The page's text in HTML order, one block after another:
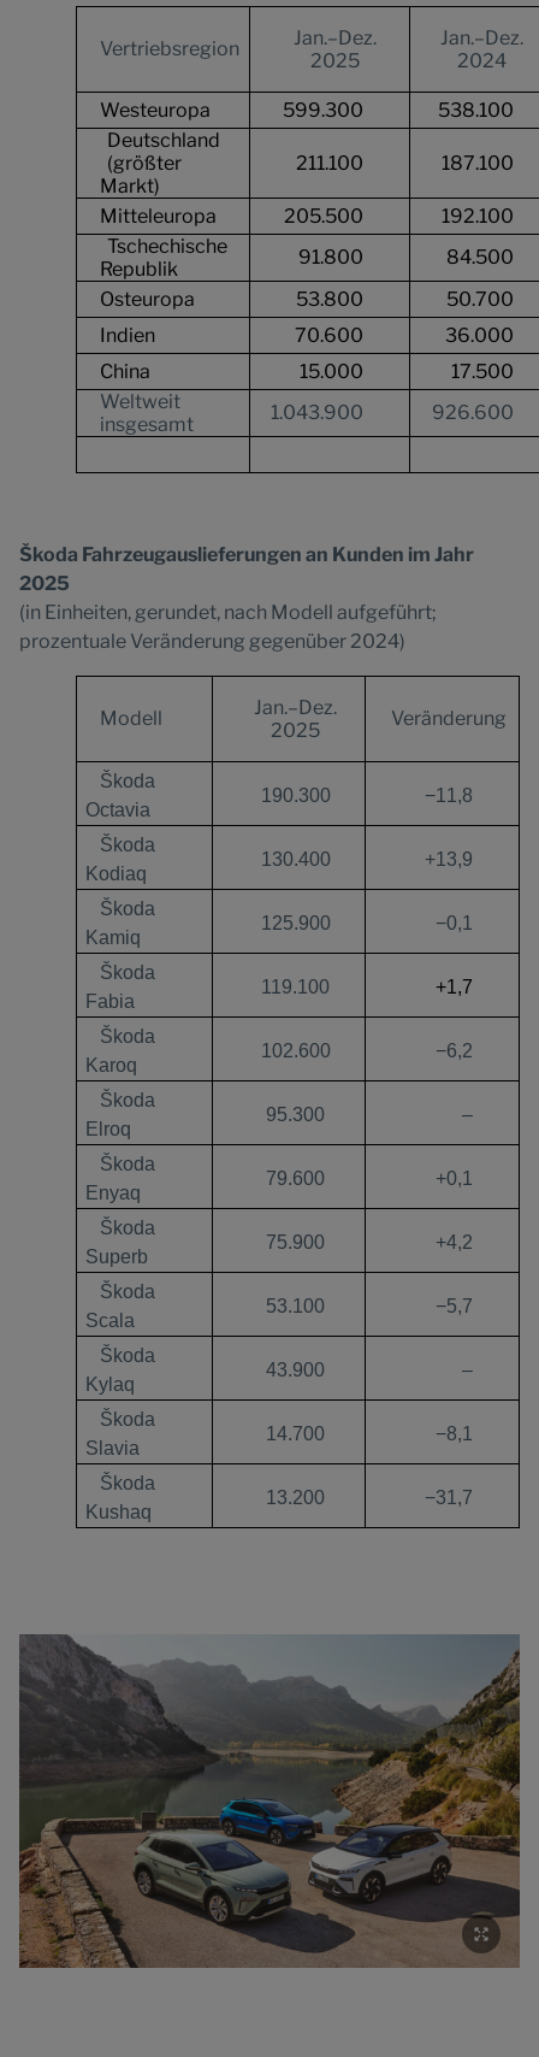
Vertriebsregion
Jan.–Dez.
2025
Jan.–Dez.
2024
Westeuropa 599.300
538.100
Deutschland
(größter
Markt)
211.100 187.100
Mitteleuropa 205.500
192.100
Tschechische
Republik
91.800
84.500
Osteuropa
53.800
50.700
Indien
70.600
36.000
China
15.000
17.500
Weltweit
insgesamt
1.043.900 926.600
Škoda Fahrzeugauslieferungen an Kunden im Jahr
2025
(in Einheiten, gerundet, nach Modell aufgeführt;
prozentuale Veränderung gegenüber 2024)
Modell
Jan.–Dez.
2025
Veränderung
Škoda
Octavia
190.300 −11,8
Škoda
Kodiaq
130.400 +13,9
Škoda
Kamiq
125.900 −0,1
Škoda
Fabia
119.100 +1,7
Škoda
Karoq
102.600 −6,2
Škoda
Elroq
95.300 –
Škoda
Enyaq
79.600 +0,1
Škoda
Superb
75.900 +4,2
Škoda
Scala
53.100 −5,7
Škoda
Kylaq
43.900 –
Škoda
Slavia
14.700 −8,1
Škoda
Kushaq
13.200 −31,7